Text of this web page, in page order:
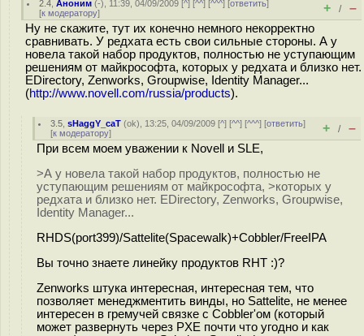
2.4 ,Аноним (-), 11:39, 04/09/2009 [^] [^^] [^^^] [ответить]
[к модератору] + / –
Ну не скажите, тут их конечно немного некорректно
сравнивать. У редхата есть свои сильные стороны. А у
новела такой набор продуктов, полностью не уступающим
решениям от майкрософта, которых у редхата и близко нет.
EDirectory, Zenworks, Groupwise, Identity Manager...
(http://www.novell.com/russia/products).
3.5 ,sHaggY_caT (ok), 13:25, 04/09/2009 [^] [^^] [^^^] [ответить]
[к модератору] + / –
При всем моем уважении к Novell и SLE,
>А у новела такой набор продуктов, полностью не
уступающим решениям от майкрософта, >которых у
редхата и близко нет. EDirectory, Zenworks, Groupwise,
Identity Manager...
RHDS(port399)/Sattelite(Spacewalk)+Cobbler/FreeIPA
Вы точно знаете линейку продуктов RHT :)?
Zenworks штука интересная, интересная тем, что
позволяет менеджментить винды, но Sattelite, не менее
интересен в гремучей связке с Cobbler'ом (который
может развернуть через PXE почти что угодно и как